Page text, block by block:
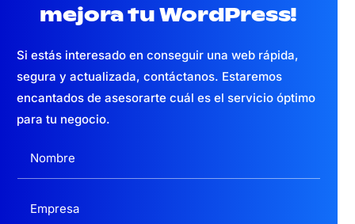
mejora tu WordPress!
Si estás interesado en conseguir una web rápida,
segura y actualizada, contáctanos. Estaremos
encantados de asesorarte cuál es el servicio óptimo
para tu negocio.